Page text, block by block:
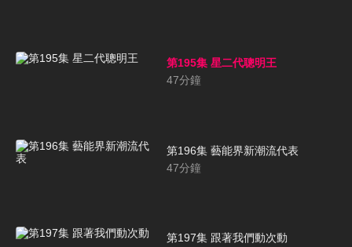
第195集 星二代聰明王
47分鐘
第196集 藝能界新潮流代表
47分鐘
第197集 跟著我們動次動